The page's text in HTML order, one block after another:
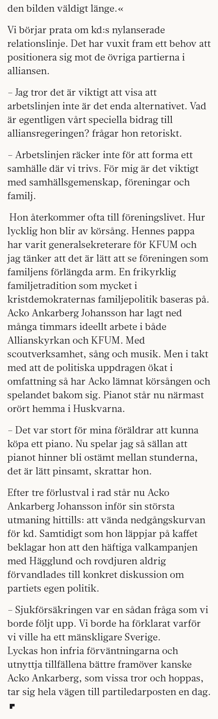
den bilden väldigt länge.«
Vi börjar prata om kd:s nylanserade
relationslinje. Det har vuxit fram ett behov att
positionera sig mot de övriga partierna i
alliansen.
– Jag tror det är viktigt att visa att
arbetslinjen inte är det enda alternativet. Vad
är egentligen vårt speciella bidrag till
alliansregeringen? frågar hon retoriskt.
– Arbetslinjen räcker inte för att forma ett
samhälle där vi trivs. För mig är det viktigt
med samhällsgemenskap, föreningar och
familj.
Hon återkommer ofta till föreningslivet. Hur
lycklig hon blir av körsång. Hennes pappa
har varit generalsekreterare för KFUM och
jag tänker att det är lätt att se föreningen som
familjens förlängda arm. En frikyrklig
familjetradition som mycket i
kristdemokraternas familjepolitik baseras på.
Acko Ankarberg Johansson har lagt ned
många timmars ideellt arbete i både
Allianskyrkan och KFUM. Med
scoutverksamhet, sång och musik. Men i takt
med att de politiska uppdragen ökat i
omfattning så har Acko lämnat körsången och
spelandet bakom sig. Pianot står nu närmast
orört hemma i Huskvarna.
– Det var stort för mina föräldrar att kunna
köpa ett piano. Nu spelar jag så sällan att
pianot hinner bli ostämt mellan stunderna,
det är lätt pinsamt, skrattar hon.
Efter tre förlustval i rad står nu Acko
Ankarberg Johansson inför sin största
utmaning hittills: att vända nedgångskurvan
för kd. Samtidigt som hon läppjar på kaffet
beklagar hon att den häftiga valkampanjen
med Hägglund och rovdjuren aldrig
förvandlades till konkret diskussion om
partiets egen politik.
– Sjukförsäkringen var en sådan fråga som vi
borde följt upp. Vi borde ha förklarat varför
vi ville ha ett mänskligare Sverige.
Lyckas hon infria förväntningarna och
utnyttja tillfällena bättre framöver kanske
Acko Ankarberg, som vissa tror och hoppas,
tar sig hela vägen till partiledarposten en dag.